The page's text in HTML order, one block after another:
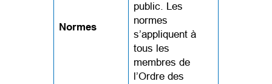
Normes
public. Les
normes
s’appliquent à
tous les
membres de
l’Ordre des